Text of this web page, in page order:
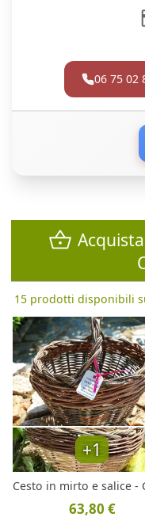
06 75 02
15 prodotti disponibili
+1
Cesto in mirto e salice -
63,80 €